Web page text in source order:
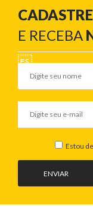
E RECEBA
ENVIAR
Estou